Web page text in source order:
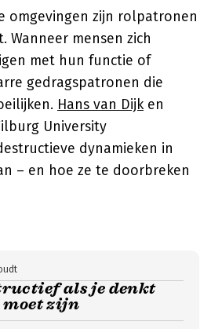
omgevingen zijn rolpatronen
Wanneer mensen zich
met hun functie of
gedragspatronen die
Hans van Dijken
University
dynamieken in
– en hoe ze te doorbreken
als je denkt
moet zijn